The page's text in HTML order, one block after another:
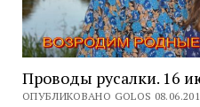
Проводы русалки. 16
ОПУБЛИКОВАНО GOLOS